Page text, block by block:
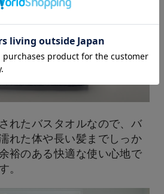
れたバスタオルなので、バ
れた体や長い髪までしっか
裕のある快適な使い心地で
。